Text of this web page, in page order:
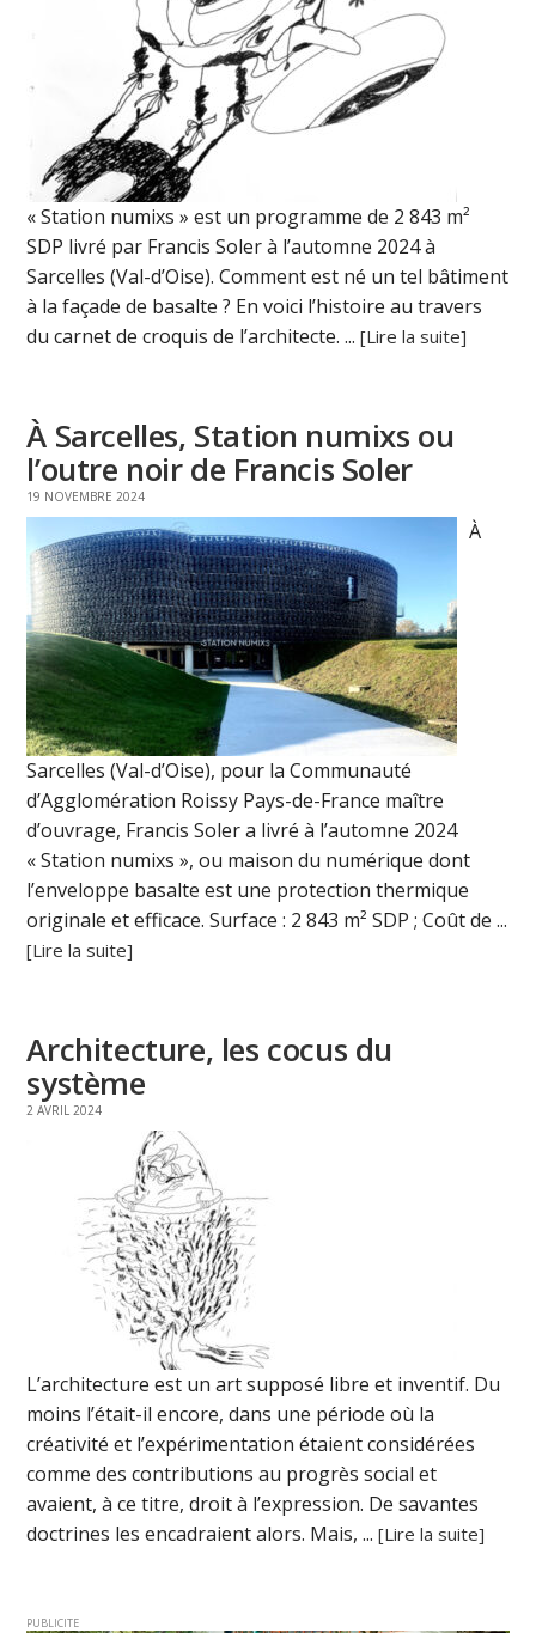
« Station numixs » est un programme de 2 843 m²
SDP livré par Francis Soler à l’automne 2024 à
Sarcelles (Val-d’Oise). Comment est né un tel bâtiment
à la façade de basalte ? En voici l’histoire au travers
du carnet de croquis de l’architecte. ...[Lire la suite]
À Sarcelles, Station numixs ou
l’outre noir de Francis Soler
19 NOVEMBRE 2024
À
Sarcelles (Val-d’Oise), pour la Communauté
d’Agglomération Roissy Pays-de-France maître
d’ouvrage, Francis Soler a livré à l’automne 2024
« Station numixs », ou maison du numérique dont
l’enveloppe basalte est une protection thermique
originale et efficace. Surface : 2 843 m² SDP ; Coût de ...
[Lire la suite]
Architecture, les cocus du
système
2 AVRIL 2024
L’architecture est un art supposé libre et inventif. Du
moins l’était-il encore, dans une période où la
créativité et l’expérimentation étaient considérées
comme des contributions au progrès social et
avaient, à ce titre, droit à l’expression. De savantes
doctrines les encadraient alors. Mais, ...[Lire la suite]
PUBLICITE